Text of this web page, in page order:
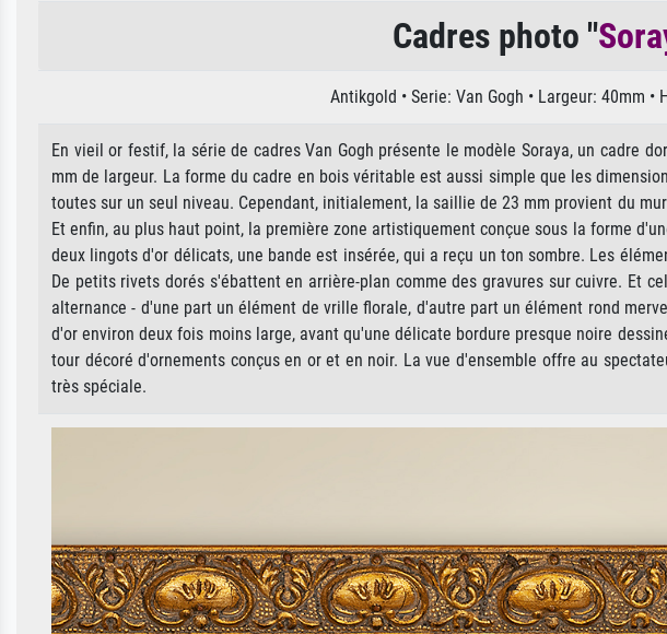
Cadres photo "
Antikgold • Serie: Van Gogh • Largeur: 40mm •
En vieil or festif, la série de cadres Van Gogh présente le modèle Soraya, un cadre
mm de largeur. La forme du cadre en bois véritable est aussi simple que les
toutes sur un seul niveau. Cependant, initialement, la saillie de 23 mm provient du
Et enfin, au plus haut point, la première zone artistiquement conçue sous la forme
deux lingots d'or délicats, une bande est insérée, qui a reçu un ton sombre. Les
De petits rivets dorés s'ébattent en arrière-plan comme des gravures sur cuivre. Et
alternance - d'une part un élément de vrille florale, d'autre part un élément rond
d'or environ deux fois moins large, avant qu'une délicate bordure presque noire
tour décoré d'ornements conçus en or et en noir. La vue d'ensemble offre au
très spéciale.